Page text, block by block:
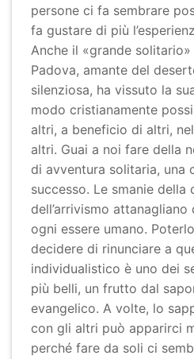
persone ci fa sembrare
fa gustare di più
Anche il «grande
Padova, amante del
silenziosa, ha vissuto la
modo cristianamente
altri, a beneficio di altri,
altri. Guai a noi fare della
di avventura solitaria, una
successo. Le smanie della
dell’arrivismo
ogni essere umano.
decidere di rinunciare a
individualistico è uno dei
più belli, un frutto dal
evangelico. A volte, lo
con gli altri può apparirci
perché fare da soli ci